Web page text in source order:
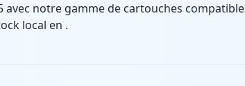
notre gamme de cartouches
local en .